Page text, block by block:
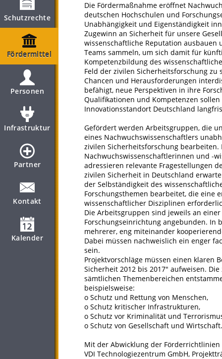
Schutzrechte
Fördermittel
Personen
Infrastruktur
Partner
Kontakt
Kalender
Die Fördermaßnahme eröffnet
deutschen Hochschulen und
Unabhängigkeit und Eigenständigkeit
Zugewinn an Sicherheit für unsere
wissenschaftliche Reputation
Teams sammeln, um sich damit für
Kompetenzbildung des
Feld der zivilen Sicherheitsforschung
Chancen und Herausforderungen
befähigt, neue Perspektiven in ihre
Qualifikationen und Kompetenzen
Innovationsstandort Deutschland
Gefördert werden Arbeitsgruppen, die
eines Nachwuchswissenschaftlers
zivilen Sicherheitsforschung bearbeiten.
Nachwuchswissenschaftlerinnen und -
adressieren relevante Fragestellungen
zivilen Sicherheit in Deutschland
der Selbständigkeit des
Forschungsthemen bearbeitet, die eine
wissenschaftlicher Disziplinen
Die Arbeitsgruppen sind jeweils an
Forschungseinrichtung angebunden. In
mehrerer, eng miteinander
Dabei müssen nachweislich ein enger
sein.
Projektvorschläge müssen einen klaren
Sicherheit 2012 bis 2017" aufweisen.
sämtlichen Themenbereichen
beispielsweise:
o Schutz und Rettung von Menschen,
o Schutz kritischer Infrastrukturen,
o Schutz vor Kriminalität und
o Schutz von Gesellschaft und Wirtschaft.
Mit der Abwicklung der
VDI Technologiezentrum GmbH,